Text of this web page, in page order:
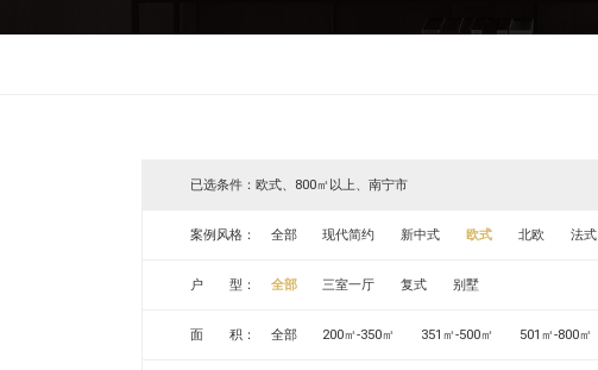
已选条件：欧式、800㎡以上、南宁市
案例风格： 全部 现代简约 新中式 欧式 北欧 法式
户 型： 全部 三室一厅 复式 别墅
面 积： 全部 200㎡-350㎡ 351㎡-500㎡ 501㎡-800㎡